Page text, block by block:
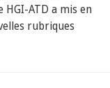
HGI-ATD a mis en
rubriques